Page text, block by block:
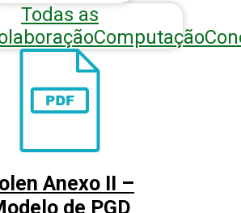
Todas as
Computação
Anexo II –
de PGD